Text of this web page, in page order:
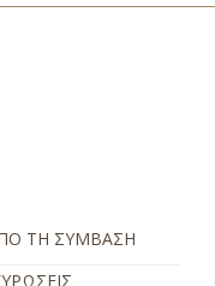
ΤΗ ΣΥΜΒΑΣΗ